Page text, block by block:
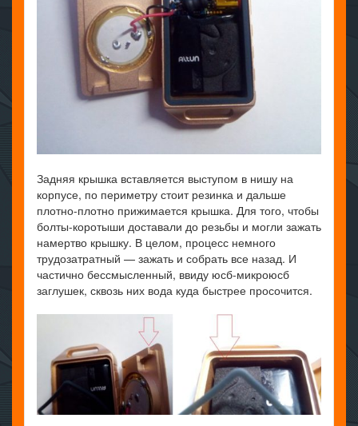
Задняя крышка вставляется выступом в нишу на
корпусе, по периметру стоит резинка и дальше
плотно-плотно прижимается крышка. Для того, чтобы
болты-коротыши доставали до резьбы и могли зажать
намертво крышку. В целом, процесс немного
трудозатратный — зажать и собрать все назад. И
частично бессмысленный, ввиду юсб-микроюсб
заглушек, сквозь них вода куда быстрее просочится.